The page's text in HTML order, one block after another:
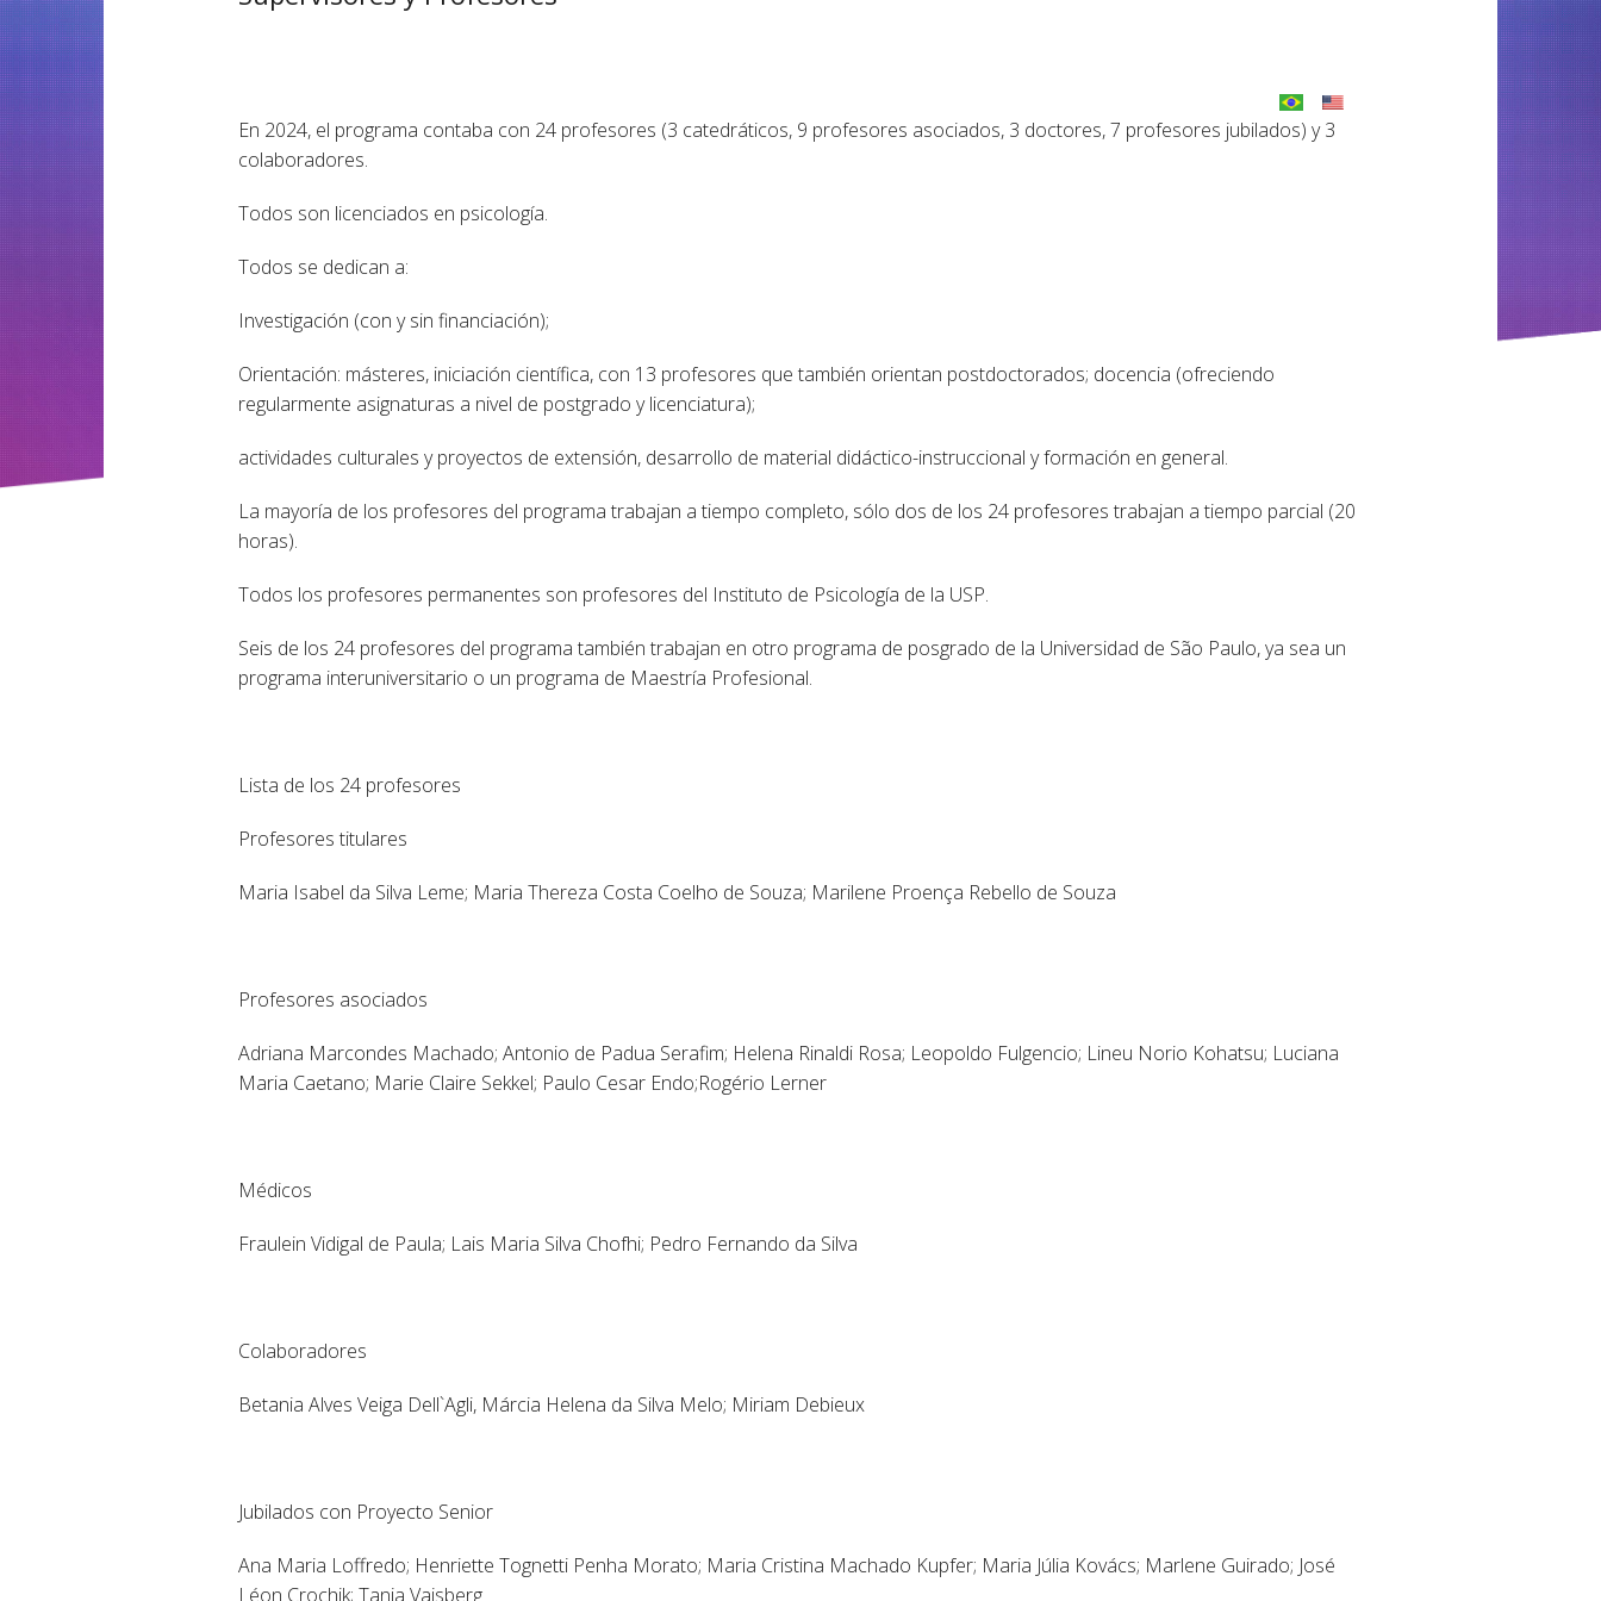
En 2024, el programa contaba con 24 profesores (3 catedráticos, 9 profesores asociados, 3 doctores, 7 profesores jubilados) y 3
colaboradores.
Todos son licenciados en psicología.
Todos se dedican a:
Investigación (con y sin financiación);
Orientación: másteres, iniciación científica, con 13 profesores que también orientan postdoctorados; docencia (ofreciendo
regularmente asignaturas a nivel de postgrado y licenciatura);
actividades culturales y proyectos de extensión, desarrollo de material didáctico-instruccional y formación en general.
La mayoría de los profesores del programa trabajan a tiempo completo, sólo dos de los 24 profesores trabajan a tiempo parcial (20
horas).
Todos los profesores permanentes son profesores del Instituto de Psicología de la USP.
Seis de los 24 profesores del programa también trabajan en otro programa de posgrado de la Universidad de São Paulo, ya sea un
programa interuniversitario o un programa de Maestría Profesional.
Lista de los 24 profesores
Profesores titulares
Maria Isabel da Silva Leme; Maria Thereza Costa Coelho de Souza; Marilene Proença Rebello de Souza
Profesores asociados
Adriana Marcondes Machado; Antonio de Padua Serafim; Helena Rinaldi Rosa; Leopoldo Fulgencio; Lineu Norio Kohatsu; Luciana
Maria Caetano; Marie Claire Sekkel; Paulo Cesar Endo;Rogério Lerner
Médicos
Fraulein Vidigal de Paula; Lais Maria Silva Chofhi; Pedro Fernando da Silva
Colaboradores
Betania Alves Veiga Dell`Agli, Márcia Helena da Silva Melo; Miriam Debieux
Jubilados con Proyecto Senior
Ana Maria Loffredo; Henriette Tognetti Penha Morato; Maria Cristina Machado Kupfer; Maria Júlia Kovács; Marlene Guirado; José
Léon Crochik; Tania Vaisberg